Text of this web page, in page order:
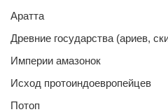
Аратта
Древние государства (ариев,
Империи амазонок
Исход протоиндоевропейцев
Потоп